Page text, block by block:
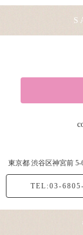
東京都 渋谷区神宮前 5-
TEL:03-